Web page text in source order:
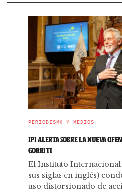
PERIODISMO Y MEDIOS
IPI ALERTA SOBRE LA NUEVA
GORRITI
El Instituto Internacional
sus siglas en inglés)
uso distorsionado de